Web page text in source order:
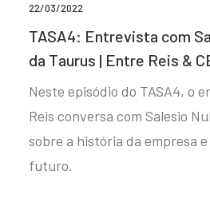
22/03/2022
TASA4: Entrevista com
da Taurus | Entre Reis &
Neste episódio do TASA4, o
Reis conversa com Salesio
sobre a história da empresa
futuro.